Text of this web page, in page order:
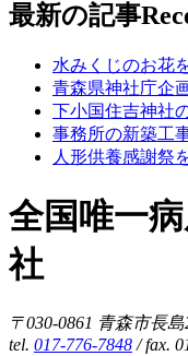
最新の記事
水みくじのお花
青森県神社庁企
下小国住吉神社
事務所の新築工
人形供養感謝祭
全国唯一
社
〒030-0861 青森市長
tel. 017-776-7848 / fax.